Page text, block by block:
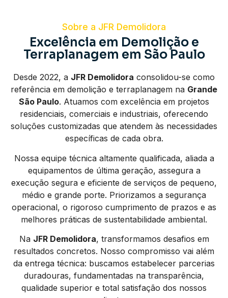
Sobre a JFR Demolidora
Excelência em Demolição e
Terraplanagem em São Paulo
Desde 2022, a JFR Demolidora consolidou-se como
referência em demolição e terraplanagem na Grande
São Paulo. Atuamos com excelência em projetos
residenciais, comerciais e industriais, oferecendo
soluções customizadas que atendem às necessidades
específicas de cada obra.
Nossa equipe técnica altamente qualificada, aliada a
equipamentos de última geração, assegura a
execução segura e eficiente de serviços de pequeno,
médio e grande porte. Priorizamos a segurança
operacional, o rigoroso cumprimento de prazos e as
melhores práticas de sustentabilidade ambiental.
Na JFR Demolidora, transformamos desafios em
resultados concretos. Nosso compromisso vai além
da entrega técnica: buscamos estabelecer parcerias
duradouras, fundamentadas na transparência,
qualidade superior e total satisfação dos nossos